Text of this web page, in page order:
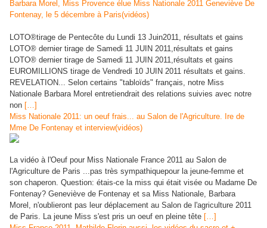
Barbara Morel, Miss Provence élue Miss Nationale 2011 Geneviève De
Fontenay, le 5 décembre à Paris(vidéos)
LOTO®tirage de Pentecôte du Lundi 13 Juin2011, résultats et gains
LOTO® dernier tirage de Samedi 11 JUIN 2011,résultats et gains
LOTO® dernier tirage de Samedi 11 JUIN 2011,résultats et gains
EUROMILLIONS tirage de Vendredi 10 JUIN 2011 résultats et gains.
REVELATION... Selon certains "tabloïds" français, notre Miss
Nationale Barbara Morel entretiendrait des relations suivies avec notre
non […]
Miss Nationale 2011: un oeuf frais... au Salon de l'Agriculture. Ire de
Mme De Fontenay et interview(vidéos)
La vidéo à l'Oeuf pour Miss Nationale France 2011 au Salon de
l'Agriculture de Paris ...pas très sympathiquepour la jeune-femme et
son chaperon. Question: étais-ce la miss qui était visée ou Madame De
Fontenay? Geneviève de Fontenay et sa Miss Nationale, Barbara
Morel, n'oublieront pas leur déplacement au Salon de l'agriculture 2011
de Paris. La jeune Miss s'est pris un oeuf en pleine tête […]